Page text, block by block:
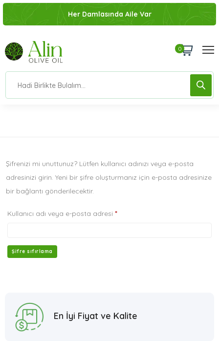
Her Damlasında Aile Var
0
Şifrenizi mi unuttunuz? Lütfen kullanıcı adınızı veya e-posta
adresinizi girin. Yeni bir şifre oluşturmanız için e-posta adresinize
bir bağlantı gönderilecektir.
Kullanıcı adı veya e-posta adresi *
Şifre sıfırlama
En İyi Fiyat ve Kalite